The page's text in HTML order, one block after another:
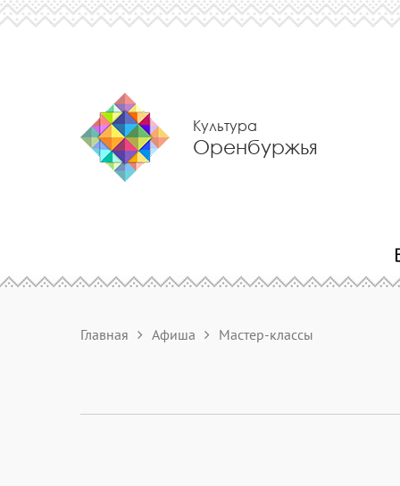
Культура
Оренбуржья
Главная Афиша Мастер-классы